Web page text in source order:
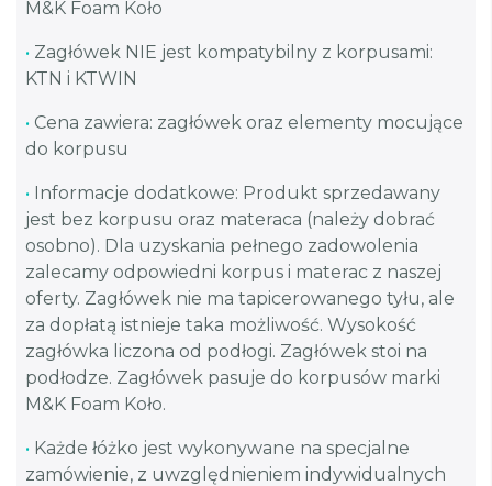
M&K Foam Koło
• Zagłówek NIE jest kompatybilny z korpusami:
KTN i KTWIN
• Cena zawiera: zagłówek oraz elementy mocujące
do korpusu
• Informacje dodatkowe: Produkt sprzedawany
jest bez korpusu oraz materaca (należy dobrać
osobno). Dla uzyskania pełnego zadowolenia
zalecamy odpowiedni korpus i materac z naszej
oferty. Zagłówek nie ma tapicerowanego tyłu, ale
za dopłatą istnieje taka możliwość. Wysokość
zagłówka liczona od podłogi. Zagłówek stoi na
podłodze. Zagłówek pasuje do korpusów marki
M&K Foam Koło.
• Każde łóżko jest wykonywane na specjalne
zamówienie, z uwzględnieniem indywidualnych